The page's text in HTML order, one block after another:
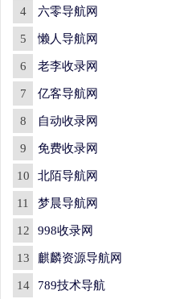
4 六零导航网
5 懒人导航网
6 老李收录网
7 亿客导航网
8 自动收录网
9 免费收录网
10 北陌导航网
11 梦晨导航网
12 998收录网
13 麒麟资源导航网
14 789技术导航